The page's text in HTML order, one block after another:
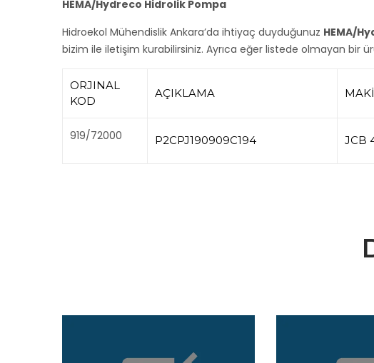
HEMA/Hydreco Hidrolik Pompa
Hidroekol Mühendislik Ankara’da ihtiyaç duyduğunuz HEMA/
bizim ile iletişim kurabilirsiniz. Ayrıca eğer listede olmayan bir
ORJINAL
KOD
AÇIKLAMA
919/72000 P2CPJ190909C194 JCB